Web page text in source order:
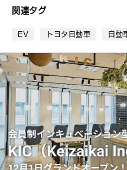
関連タグ
EV トヨタ自動車 自動